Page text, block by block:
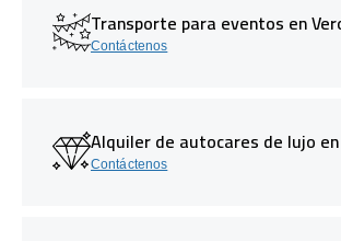
Transporte para eventos en
Contáctenos
Alquiler de autocares de lujo
Contáctenos